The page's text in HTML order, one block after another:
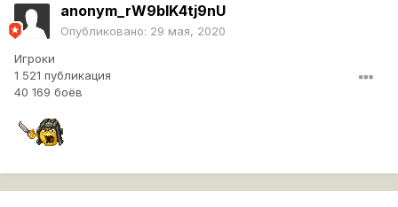
anonym_rW9bIK4tj9nU
Опубликовано: 29 мая, 2020
Игроки
1 521 публикация
40 169 боёв